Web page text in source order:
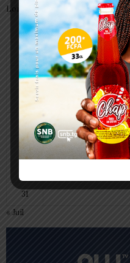
Lomé
L M M
5
12
17 18 19
31
« Juil